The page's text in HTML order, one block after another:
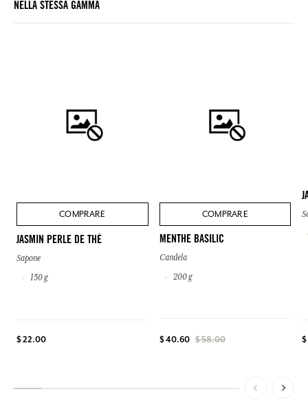
NELLA STESSA GAMMA
COMPRARE
JASMIN PERLE DE THÉ
Sapone
150 g
$ 22.00
COMPRARE
MENTHE BASILIC
Candela
200 g
$ 40.60 $ 58.00